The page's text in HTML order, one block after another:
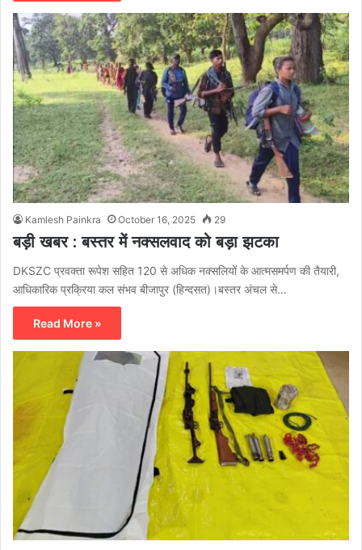
Kamlesh Painkra October 16, 2025 29
बड़ी खबर : बस्तर में नक्सलवाद को बड़ा झटका
DKSZC प्रवक्ता रूपेश सहित 120 से अधिक नक्सलियों के आत्मसमर्पण की तैयारी,
आधिकारिक प्रक्रिया कल संभव बीजापुर (हिन्दसत)।बस्तर अंचल से…
Read More »